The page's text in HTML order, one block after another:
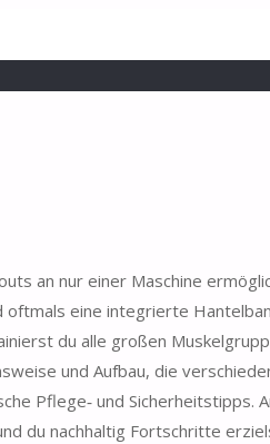
an nur einer Maschine
oftmals eine integrierte
du alle großen
und Aufbau, die
Pflege‑ und Sicherheitstipps.
du nachhaltig Fortschritte